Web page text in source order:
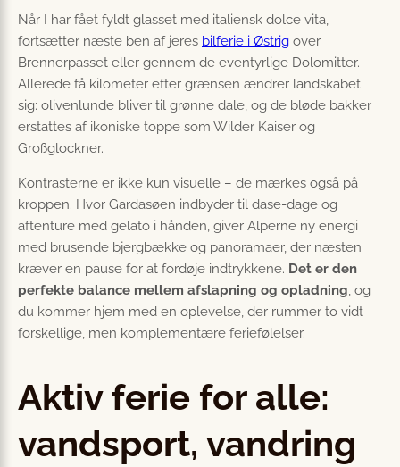
Når I har fået fyldt glasset med italiensk dolce vita,
fortsætter næste ben af jeres bilferie i Østrig over
Brennerpasset eller gennem de eventyrlige Dolomitter.
Allerede få kilometer efter grænsen ændrer landskabet
sig: olivenlunde bliver til grønne dale, og de bløde bakker
erstattes af ikoniske toppe som Wilder Kaiser og
Großglockner.
Kontrasterne er ikke kun visuelle – de mærkes også på
kroppen. Hvor Gardasøen indbyder til dase-dage og
aftenture med gelato i hånden, giver Alperne ny energi
med brusende bjergbække og panoramaer, der næsten
kræver en pause for at fordøje indtrykkene. Det er den
perfekte balance mellem afslapning og opladning, og
du kommer hjem med en oplevelse, der rummer to vidt
forskellige, men komplementære feriefølelser.
Aktiv ferie for alle:
vandsport, vandring